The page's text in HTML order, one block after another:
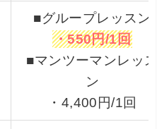
■グループレッスン
・550円/1回
■マンツーマンレッ
ン
・4,400円/1回